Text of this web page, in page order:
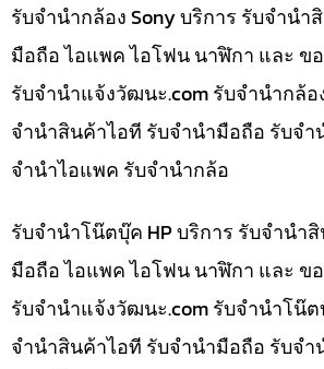
รับจำนำกล้อง Sony บริการ รับจำนำ
มือถือ ไอแพค ไอโฟน นาฬิกา และ ข
รับจํานําแจ้งวัฒนะ.com รับจำนำกล้อ
จำนำสินค้าไอที รับจำนำมือถือ รับจ
จำนำไอแพค รับจำนำกล้อ
รับจำนำโน๊ตบุ๊ค HP บริการ รับจำนำ
มือถือ ไอแพค ไอโฟน นาฬิกา และ ข
รับจํานําแจ้งวัฒนะ.com รับจำนำโน๊ต
จำนำสินค้าไอที รับจำนำมือถือ รับจ